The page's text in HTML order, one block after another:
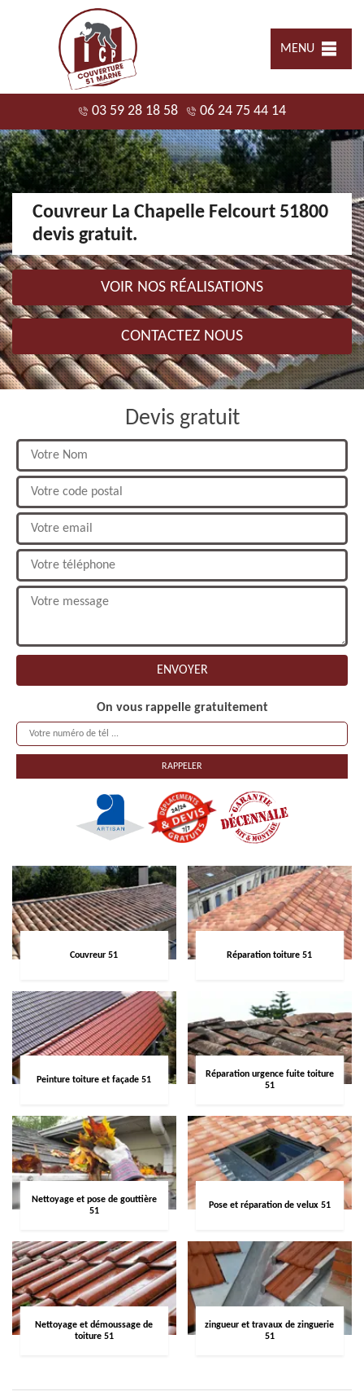
MENU
03 59 28 18 58 06 24 75 44 14
Couvreur La Chapelle Felcourt 51800
devis gratuit.
VOIR NOS RÉALISATIONS
CONTACTEZ NOUS
Devis gratuit
On vous rappelle gratuitement
Couvreur 51 Réparation toiture 51
Peinture toiture et façade 51
Réparation urgence fuite toiture
51
Nettoyage et pose de gouttière
51
Pose et réparation de velux 51
Nettoyage et démoussage de
toiture 51
zingueur et travaux de zinguerie
51